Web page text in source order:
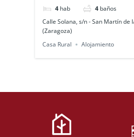
4 hab 4 baños
Calle Solana, s/n - San Martín de
(Zaragoza)
Casa Rural
Alojamiento